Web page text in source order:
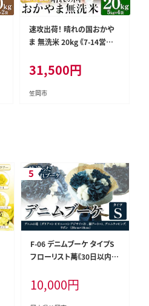
速攻出荷！ 晴れの国おかや
ま 無洗米 20kg 《7-14営業
笠岡市 無洗米 岡山県産 米
送料無料 国産 ブレンド米 無
洗米 ---kasaoka_zsy_384_
31,500円
笠岡市
F-06 デニムブーケ タイプS
フローリスト萬《30日以内に
県 笠岡市 花 贈呈品 贈り物
プレゼント インテリア---F-0
10,000円